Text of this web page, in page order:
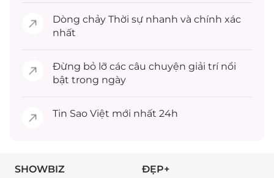
Dòng chảy Thời sự nhanh và chính xác
nhất
Đừng bỏ lỡ các câu chuyện giải trínổi
bật trong ngày
Tin Sao Việt mới nhất 24h
SHOWBIZ ĐẸP+